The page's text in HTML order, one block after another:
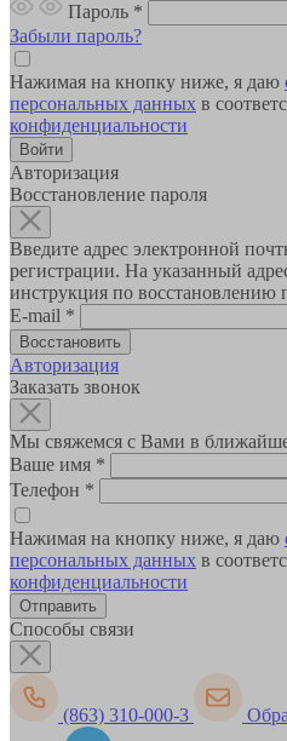
Пароль *
Забыли пароль?
Нажимая на кнопку ниже, я даю
персональных данных в
конфиденциальности
Авторизация
Восстановление пароля
Введите адрес электронной
регистрации. На указанный
инструкция по восстановлению
E-mail *
Авторизация
Заказать звонок
Мы свяжемся с Вами в
Ваше имя *
Телефон *
Нажимая на кнопку ниже, я даю
персональных данных в
конфиденциальности
Способы связи
(863) 310-000-3